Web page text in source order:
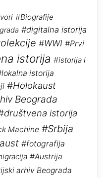
#Biografije
#digitalna istorija
#WWI #Prvi
istorija #istorija i
istorija
#Holokaust
Beograda
istorija
Machine #Srbija
#fotografija
#Austrija
arhiv Beograda